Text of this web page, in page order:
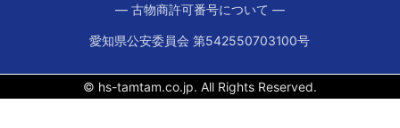
― 古物商許可番号について ―
愛知県公安委員会 第542550703100号
© hs-tamtam.co.jp. All Rights Reserved.